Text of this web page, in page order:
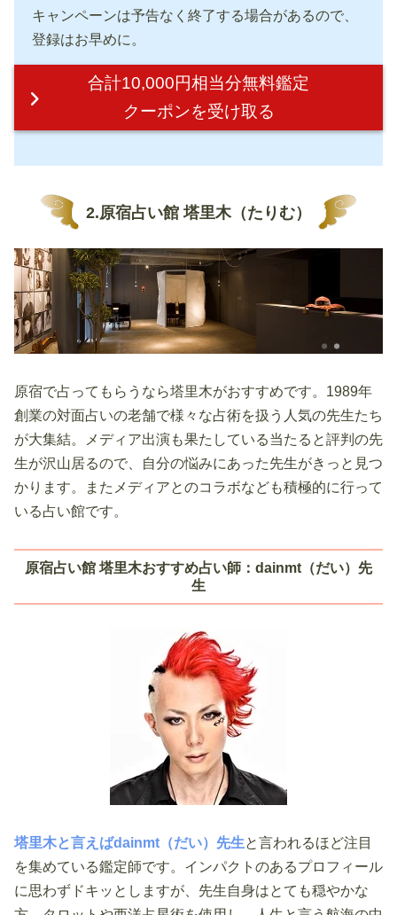
キャンペーンは予告なく終了する場合があるので、
登録はお早めに。
合計10,000円相当分無料鑑定
クーポンを受け取る
2.原宿占い館 塔里木（たりむ）
原宿で占ってもらうなら塔里木がおすすめです。1989年
創業の対面占いの老舗で様々な占術を扱う人気の先生たち
が大集結。メディア出演も果たしている当たると評判の先
生が沢山居るので、自分の悩みにあった先生がきっと見つ
かります。またメディアとのコラボなども積極的に行って
いる占い館です。
原宿占い館 塔里木おすすめ占い師：dainmt（だい）先
生
塔里木と言えばdainmt（だい）先生と言われるほど注目
を集めている鑑定師です。インパクトのあるプロフィール
に思わずドキッとしますが、先生自身はとても穏やかな